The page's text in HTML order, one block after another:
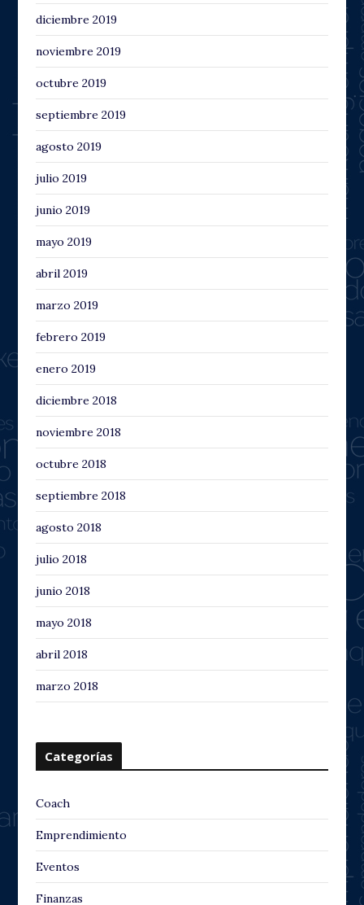
diciembre 2019
noviembre 2019
octubre 2019
septiembre 2019
agosto 2019
julio 2019
junio 2019
mayo 2019
abril 2019
marzo 2019
febrero 2019
enero 2019
diciembre 2018
noviembre 2018
octubre 2018
septiembre 2018
agosto 2018
julio 2018
junio 2018
mayo 2018
abril 2018
marzo 2018
Categorías
Coach
Emprendimiento
Eventos
Finanzas